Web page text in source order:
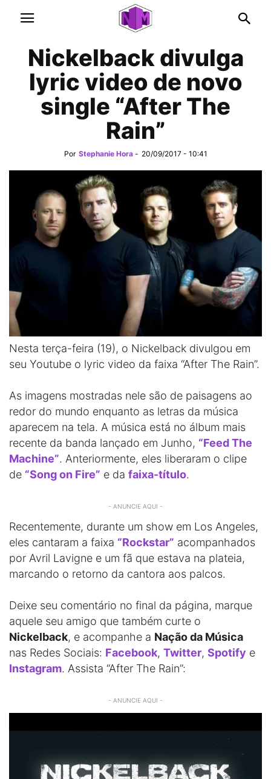
Nickelback divulga
lyric video de novo
single “After The
Rain”
Por Stephanie Hora - 20/09/2017 - 10:41
Nesta terça-feira (19), o Nickelback divulgou em
seu Youtube o lyric video da faixa “After The Rain”.
As imagens mostradas nele são de paisagens ao
redor do mundo enquanto as letras da música
aparecem na tela. A música está no álbum mais
recente da banda lançado em Junho, “Feed The
Machine”. Anteriormente, eles liberaram o clipe
de “Song on Fire” e da faixa-título.
- ANUNCIE AQUI -
Recentemente, durante um show em Los Angeles,
eles cantaram a faixa “Rockstar” acompanhados
por Avril Lavigne e um fã que estava na plateia,
marcando o retorno da cantora aos palcos.
Deixe seu comentário no final da página, marque
aquele seu amigo que também curte o
Nickelback, e acompanhe a Nação da Música
nas Redes Sociais: Facebook, Twitter, Spotify e
Instagram. Assista “After The Rain”:
- ANUNCIE AQUI -